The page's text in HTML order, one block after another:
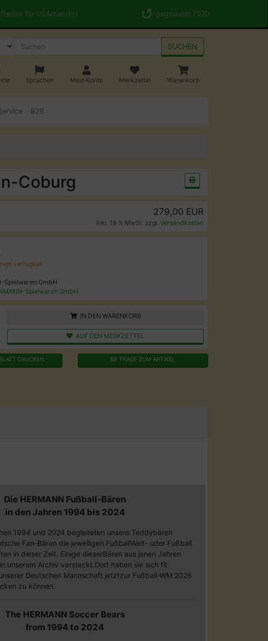
für USA/Kanda) gegründet 1920
SUCHEN
Sprachen Mein Konto Merkzettel Warenkorb
B2B
Coburg
279,00 EUR
inkl. 19 % MwSt. zzgl. Versandkosten
verfügbar
Spielwaren GmbH
Spielwaren GmbH
IN DEN WARENKORB
AUF DEN MERKZETTEL
DRUCKEN FRAGE ZUM ARTIKEL
Die HERMANN Fußball-Bären
in den Jahren 1994 bis 2024
1994 und 2024 begleiteten unsere Teddybären
Fan-Bären die jeweiligen FußballWelt- oder Fußball
in dieser Zeit. Einige dieserBären aus jenen Jahren
unserem Archiv versteckt.Dort haben sie sich fit
Deutschen Mannschaft jetztzur Fußball-WM 2026
zu können.
The HERMANN Soccer Bears
from 1994 to 2024